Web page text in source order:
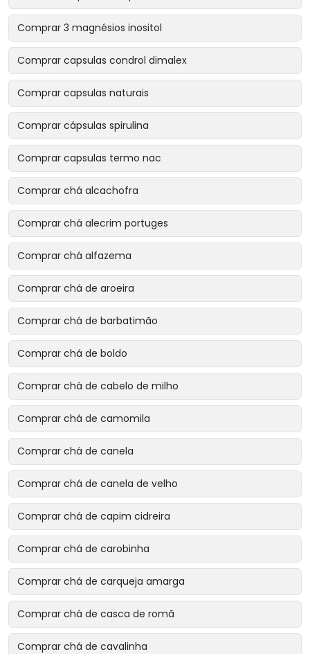
Comprar 3 magnésios inositol
Comprar capsulas condrol dimalex
Comprar capsulas naturais
Comprar cápsulas spirulina
Comprar capsulas termo nac
Comprar chá alcachofra
Comprar chá alecrim portuges
Comprar chá alfazema
Comprar chá de aroeira
Comprar chá de barbatimão
Comprar chá de boldo
Comprar chá de cabelo de milho
Comprar chá de camomila
Comprar chá de canela
Comprar chá de canela de velho
Comprar chá de capim cidreira
Comprar chá de carobinha
Comprar chá de carqueja amarga
Comprar chá de casca de romã
Comprar chá de cavalinha